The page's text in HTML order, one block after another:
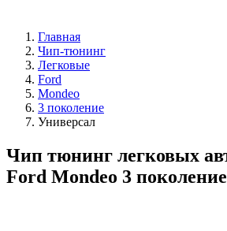
Главная
Чип-тюнинг
Легковые
Ford
Mondeo
3 поколение
Универсал
Чип тюнинг легковых
Ford Mondeo 3